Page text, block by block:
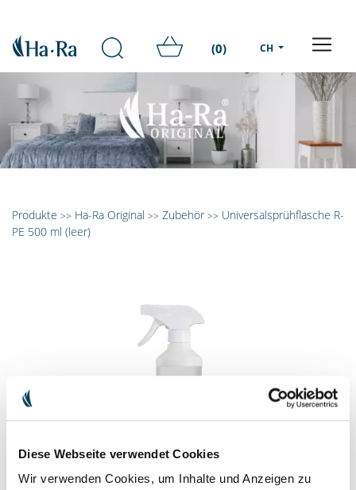
Diese Webseite verwendet Cookies
Wir verwenden Cookies, um Inhalte und Anzeigen zu
(0) CH
Produkte >> Ha-Ra Original >> Zubehör >> Universalsprühflasche R-
PE 500 ml (leer)